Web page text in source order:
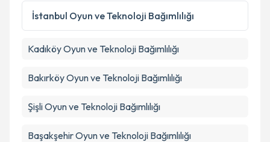
İstanbul Oyun ve Teknoloji Bağımlılığı
KadıköyOyun ve Teknoloji Bağımlılığı
BakırköyOyun ve Teknoloji Bağımlılığı
ŞişliOyun ve Teknoloji Bağımlılığı
BaşakşehirOyun ve Teknoloji Bağımlılığı